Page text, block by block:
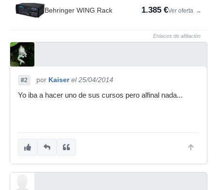
Behringer WING Rack 1.385 €Ver oferta →
Enlaces de afiliación
#2 por Kaiser el 25/04/2014
Yo iba a hacer uno de sus cursos pero alfinal nada...